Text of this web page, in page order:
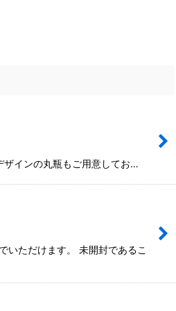
ザインの丸瓶もご用意してお…
いただけます。 未開封であるこ